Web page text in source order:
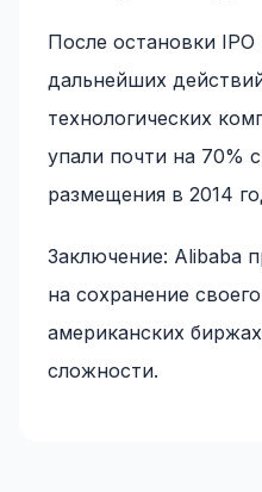
После остановки
дальнейших
технологических
упали почти на 70%
размещения в 2014
Заключение: Alibaba
на сохранение
американских
сложности.